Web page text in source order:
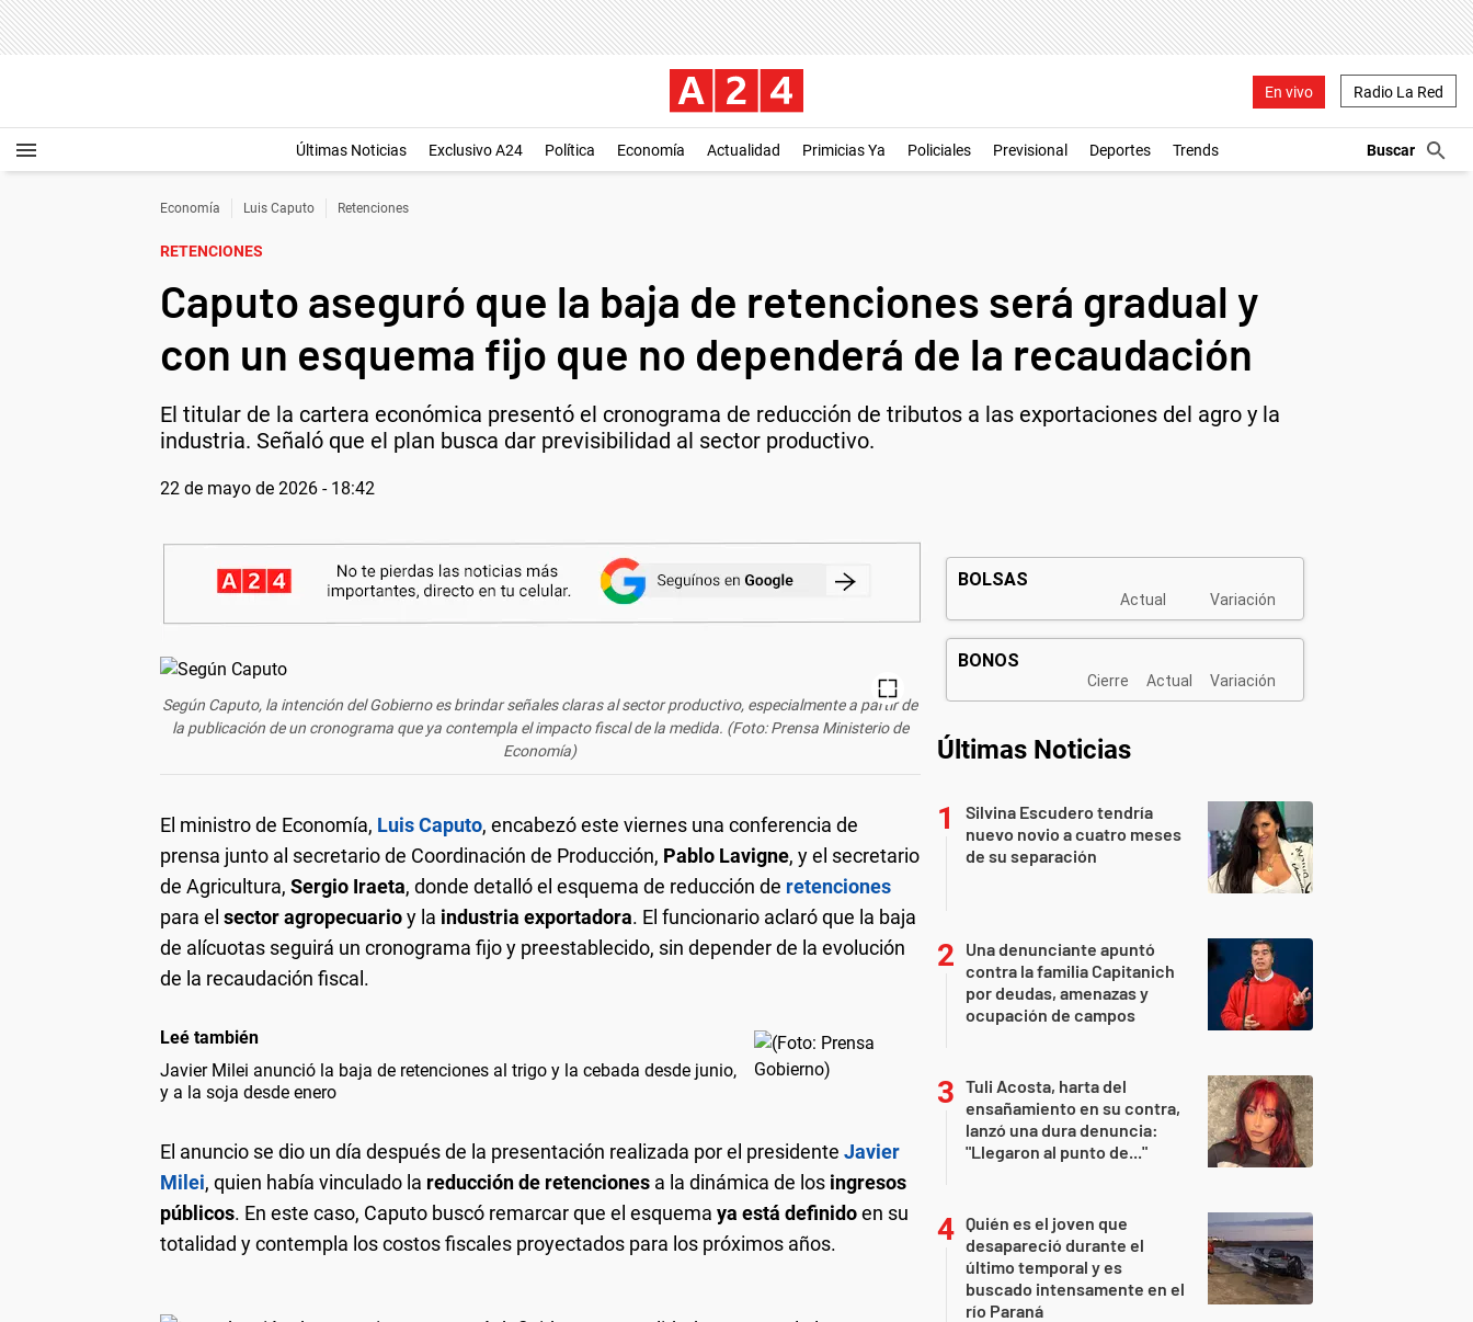
En vivo Radio La Red
Últimas Noticias Exclusivo A24 Política Economía Actualidad Primicias Ya Policiales Previsional Deportes Trends
Economía Luis Caputo Retenciones
RETENCIONES
Caputo aseguró que la baja de retenciones será gradual y
con un esquema fijo que no dependerá de la recaudación
El titular de la cartera económica presentó el cronograma de reducción de tributos a las exportaciones del agro y la
industria. Señaló que el plan busca dar previsibilidad al sector productivo.
22 de mayo de 2026 - 18:42
Según Caputo, la intención del Gobierno es brindar señales claras al sector productivo, especialmente a partir de
la publicación de un cronograma que ya contempla el impacto fiscal de la medida. (Foto: Prensa Ministerio de
Economía)
El ministro de Economía, Luis Caputo, encabezó este viernes una conferencia de
prensa junto al secretario de Coordinación de Producción, Pablo Lavigne, y el secretario
de Agricultura, Sergio Iraeta, donde detalló el esquema de reducción de retenciones
para el sector agropecuarioy la industria exportadora. El funcionario aclaró que la baja
de alícuotas seguirá un cronograma fijo y preestablecido, sin depender de la evolución
de la recaudación fiscal.
Leé también
Javier Milei anunció la baja de retenciones al trigo y la cebada desde junio,
y a la soja desde enero
El anuncio se dio un día después de la presentación realizada por el presidente Javier
Milei, quien había vinculado la reducción de retenciones a la dinámica de los ingresos
públicos. En este caso, Caputo buscó remarcar que el esquema ya está definidoen su
totalidad y contempla los costos fiscales proyectados para los próximos años.
Últimas Noticias
Silvina Escudero tendría
nuevo novio a cuatro meses
de su separación
Una denunciante apuntó
contra la familia Capitanich
por deudas, amenazas y
ocupación de campos
Tuli Acosta, harta del
ensañamiento en su contra,
lanzó una dura denuncia:
"Llegaron al punto de..."
Quién es el joven que
desapareció durante el
último temporal y es
buscado intensamente en el
río Paraná